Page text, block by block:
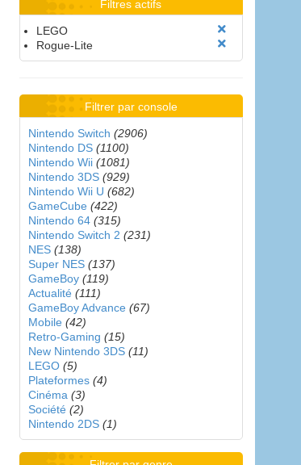
Filtres actifs
LEGO
Rogue-Lite
Filtrer par console
Nintendo Switch (2906)
Nintendo DS (1100)
Nintendo Wii (1081)
Nintendo 3DS (929)
Nintendo Wii U (682)
GameCube (422)
Nintendo 64 (315)
Nintendo Switch 2 (231)
NES (138)
Super NES (137)
GameBoy (119)
Actualité (111)
GameBoy Advance (67)
Mobile (42)
Retro-Gaming (15)
New Nintendo 3DS (11)
LEGO (5)
Plateformes (4)
Cinéma (3)
Société (2)
Nintendo 2DS (1)